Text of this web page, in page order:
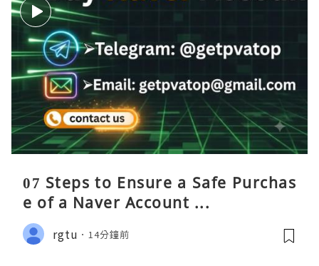
07 Steps to Ensure a Safe Purchas
e of a Naver Account ...
rgtu 14分鐘前